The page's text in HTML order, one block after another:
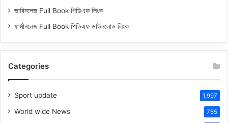
জাবিনলেজ Full Book পিডিএফ লিংক
ফার্মানলেজ Full Book পিডিএফ ডাউনলোড লিংক
Categories
Sport update 1,997
World wide News 755